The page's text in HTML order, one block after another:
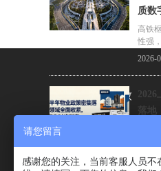
营亏
质数
高铁
性强
次高
厦门
其打
字化
标准
态调
段的
存巡
巡检
2026-
落地
紧
伴随
十五
联系我们
关于极致
请您留言
感谢您的关注，当前客服人员不